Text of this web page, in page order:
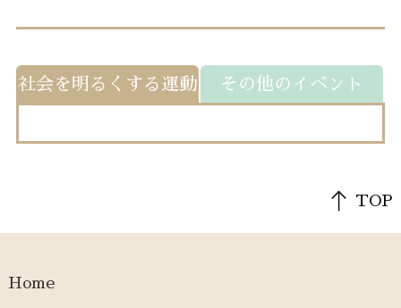
社会を明るくする運動 その他のイベント
TOP
Home